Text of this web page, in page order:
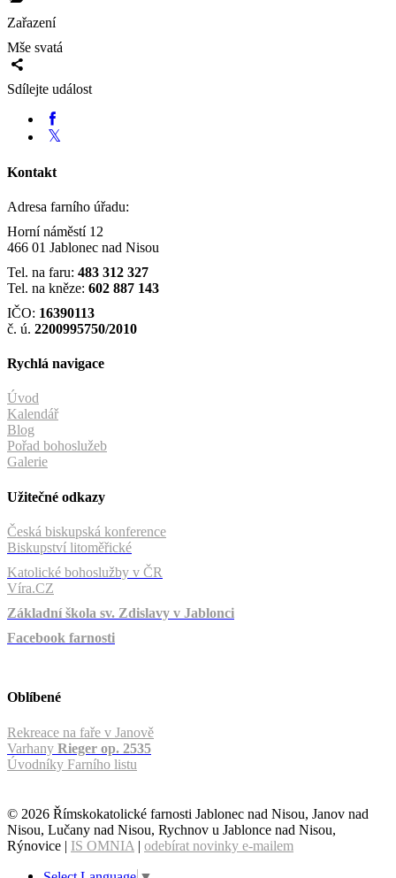
Zařazení
Mše svatá
Sdílejte událost
Kontakt
Adresa farního úřadu:
Horní náměstí 12
466 01 Jablonec nad Nisou
Tel. na faru: 483 312 327
Tel. na kněze: 602 887 143
IČO: 16390113
č. ú. 2200995750/2010
Rychlá navigace
Úvod
Kalendář
Blog
Pořad bohoslužeb
Galerie
Užitečné odkazy
Česká biskupská konference
Biskupství litoměřické
Katolické bohoslužby v ČR
Víra.CZ
Základní škola sv. Zdislavy v Jablonci
Facebook farnosti
Oblíbené
Rekreace na faře v Janově
Varhany Rieger op. 2535
Úvodníky Farního listu
© 2026 Římskokatolické farnosti Jablonec nad Nisou, Janov nad
Nisou, Lučany nad Nisou, Rychnov u Jablonce nad Nisou,
Rýnovice | IS OMNIA | odebírat novinky e-mailem